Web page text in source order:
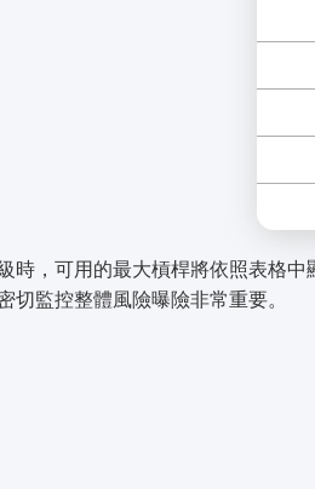
時，可用的最大槓桿將依照表格
切監控整體風險曝險非常重要。